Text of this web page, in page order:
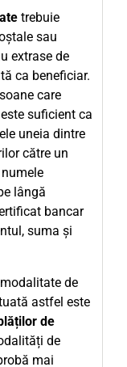
trebuie
sau
extrase de
ca beneficiar.
care
suficient ca
uneia dintre
către un
lângă
bancar
suma și
de
astfel este
de
de
mai